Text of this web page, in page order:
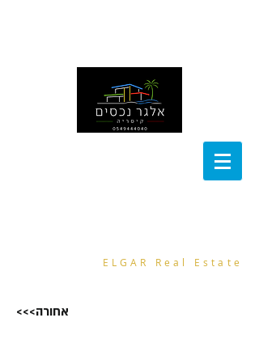
ELGAR Real Estate
<<<אחורה